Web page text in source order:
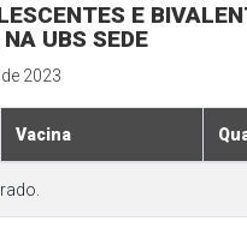
E
UBS SEDE
2023
Vacina